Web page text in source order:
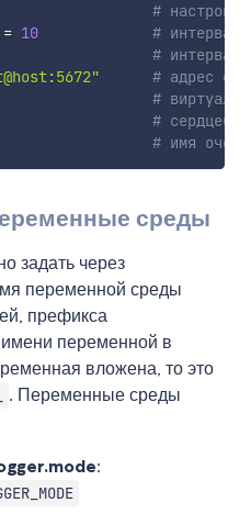
#
= 10
# интервал
# интервал
# адрес
#
#
# имя
среды
задать через
переменной среды
префикса
переменной в
вложена, то это
. Переменные среды
: